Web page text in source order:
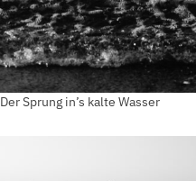
Der Sprung in’s kalte Wasser